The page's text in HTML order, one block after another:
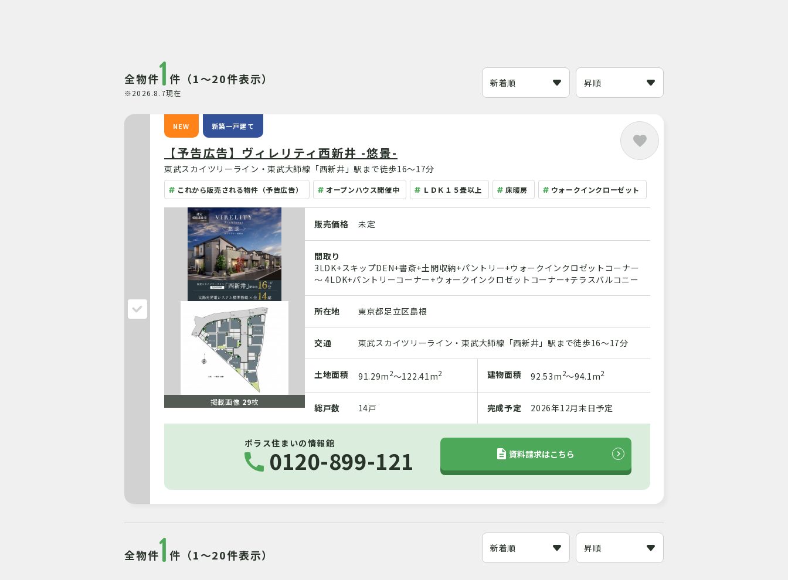
全物件1件（1～20件表示）
※2026.8.7現在
NEW 新築一戸建て
【予告広告】ヴィレリティ西新井 -悠景-
東武スカイツリーライン・東武大師線「西新井」駅まで徒歩16～17分
これから販売される物件（予告広告） オープンハウス開催中 ＬＤＫ１５畳以上 床暖房 ウォークインクローゼット
掲載画像 29枚
販売価格 未定
間取り
3LDK+スキップDEN+書斎+土間収納+パントリー+ウォークインクロゼットコーナー
～ 4LDK+パントリーコーナー+ウォークインクロゼットコーナー+テラスバルコニー
所在地 東京都足立区島根
交通 東武スカイツリーライン・東武大師線「西新井」駅まで徒歩16～17分
土地面積 91.29m2～122.41m2 建物面積 92.53m2～94.1m2
総戸数 14戸 完成予定 2026年12月末日予定
ポラス住まいの情報館
0120-899-121 資料請求はこちら
全物件1件（1～20件表示）